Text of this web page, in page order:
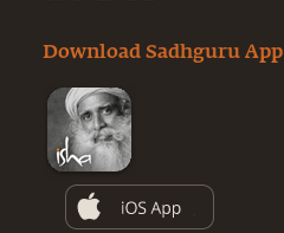
Download Sadhguru App